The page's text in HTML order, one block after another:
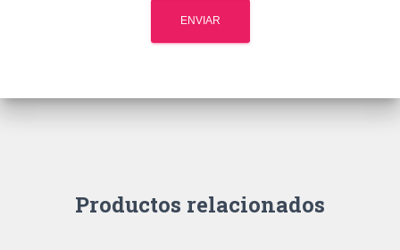
Productos relacionados